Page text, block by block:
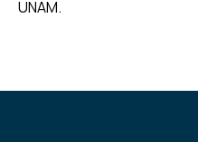
UNAM.